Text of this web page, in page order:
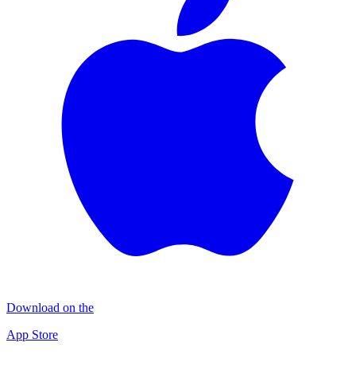
Download on the
App Store